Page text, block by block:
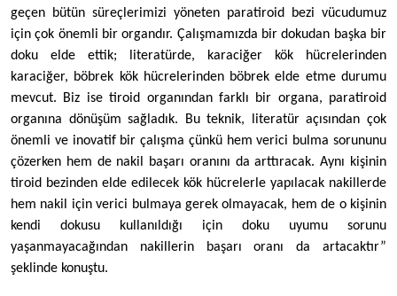
geçen bütün süreçlerimizi yöneten paratiroid bezi vücudumuz
için çok önemli bir organdır. Çalışmamızda bir dokudan başka bir
doku elde ettik; literatürde, karaciğer kök hücrelerinden
karaciğer, böbrek kök hücrelerinden böbrek elde etme durumu
mevcut. Biz ise tiroid organından farklı bir organa, paratiroid
organına dönüşüm sağladık. Bu teknik, literatür açısından çok
önemli ve inovatif bir çalışma çünkü hem verici bulma sorununu
çözerken hem de nakil başarı oranını da arttıracak. Aynı kişinin
tiroid bezinden elde edilecek kök hücrelerle yapılacak nakillerde
hem nakil için verici bulmaya gerek olmayacak, hem de o kişinin
kendi dokusu kullanıldığı için doku uyumu sorunu
yaşanmayacağından nakillerin başarı oranı da artacaktır”
şeklinde konuştu.